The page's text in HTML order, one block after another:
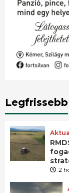
Legfrissebb
2